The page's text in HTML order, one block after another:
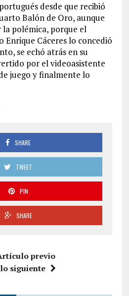
desde que recibió
Balón de Oro, aunque
polémica, porque el
Enrique Cáceres lo concedió
se echó atrás en su
por el videoasistente
juego y finalmente lo
SHARE
TWEET
PIN
SHARE
previo
siguiente